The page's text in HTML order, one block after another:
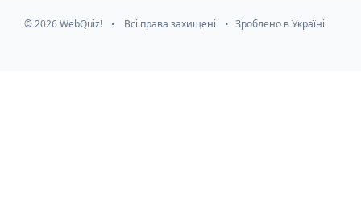
© 2026 WebQuiz! • Всі права захищені • Зроблено в Україні